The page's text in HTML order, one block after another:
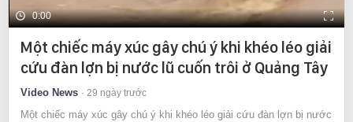
0:00
Một chiếc máy xúc gây chú ý khi khéo léo giải
cứu đàn lợn bị nước lũ cuốn trôi ở Quảng Tây
Video News 29 ngày trước
Một chiếc máy xúc gây chú ý khi khéo léo giải cứu đàn lợn bị nước